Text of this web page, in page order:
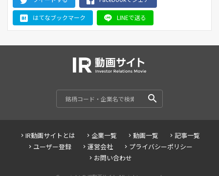
はてなブックマーク LINEで送る
IR動画サイトとは 企業一覧 動画一覧
記事一覧
ユーザー登録
運営会社
プライバシーポリシー
お問い合わせ